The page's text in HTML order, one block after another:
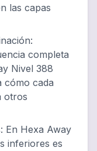
las capas
:
completa
Nivel 388
cómo cada
otros
: En Hexa Away
inferiores es